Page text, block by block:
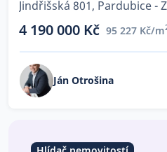
Co říkají naši
Blog
O nás
Kariéra
4 190 000 Kč 95 227 Kč/m
Ján Otrošina